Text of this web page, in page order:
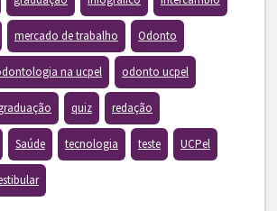
mercado de trabalho Odonto
na ucpel odonto ucpel
quiz redação
Saúde tecnologia teste UCPel